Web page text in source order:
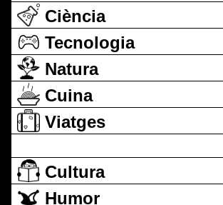
Ciència
Tecnologia
Natura
Cuina
Viatges
Cultura
Humor